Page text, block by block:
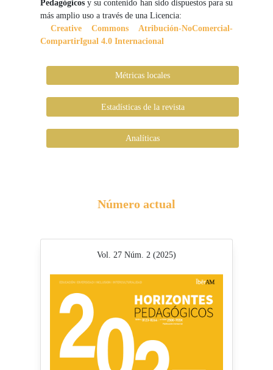
Pedagógicos y su contenido han sido dispuestos para su
más amplio uso a través de una Licencia:
Creative Commons Atribución-NoComercial-
CompartirIgual 4.0 Internacional
Métricas locales
Estadísticas de la revista
Analíticas
Número actual
Vol. 27 Núm. 2 (2025)